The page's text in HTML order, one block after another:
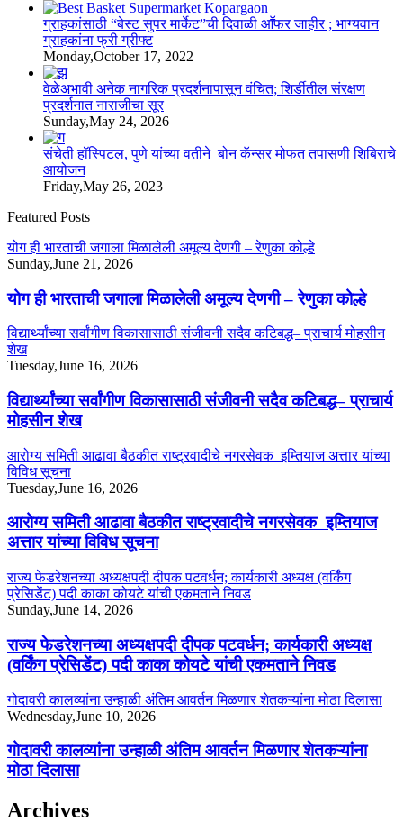
ग्राहकांसाठी “बेस्ट सुपर मार्केट”ची दिवाळी आॕफर जाहीर ; भाग्यवान
ग्राहकांना फ्री ग्रीफ्ट
Monday,October 17, 2022
वेळेअभावी अनेक नागरिक प्रदर्शनापासून वंचित; शिर्डीतील संरक्षण
प्रदर्शनात नाराजीचा सूर
Sunday,May 24, 2026
संचेती हॉस्पिटल, पुणे यांच्या वतीने बोन कॅन्सर मोफत तपासणी शिबिराचे
आयोजन
Friday,May 26, 2023
Featured Posts
योग ही भारताची जगाला मिळालेली अमूल्य देणगी – रेणुका कोल्हे
Sunday,June 21, 2026
योग ही भारताची जगाला मिळालेली अमूल्य देणगी – रेणुका कोल्हे
विद्यार्थ्यांच्या सर्वांगीण विकासासाठी संजीवनी सदैव कटिबद्ध– प्राचार्य मोहसीन
शेख
Tuesday,June 16, 2026
विद्यार्थ्यांच्या सर्वांगीण विकासासाठी संजीवनी सदैव कटिबद्ध– प्राचार्य
मोहसीन शेख
आरोग्य समिती आढावा बैठकीत राष्ट्रवादीचे नगरसेवक इम्तियाज अत्तार यांच्या
विविध सूचना
Tuesday,June 16, 2026
आरोग्य समिती आढावा बैठकीत राष्ट्रवादीचे नगरसेवक इम्तियाज
अत्तार यांच्या विविध सूचना
राज्य फेडरेशनच्या अध्यक्षपदी दीपक पटवर्धन; कार्यकारी अध्यक्ष (वर्किंग
प्रेसिडेंट) पदी काका कोयटे यांची एकमताने निवड
Sunday,June 14, 2026
राज्य फेडरेशनच्या अध्यक्षपदी दीपक पटवर्धन; कार्यकारी अध्यक्ष
(वर्किंग प्रेसिडेंट) पदी काका कोयटे यांची एकमताने निवड
गोदावरी कालव्यांना उन्हाळी अंतिम आवर्तन मिळणार शेतकऱ्यांना मोठा दिलासा
Wednesday,June 10, 2026
गोदावरी कालव्यांना उन्हाळी अंतिम आवर्तन मिळणार शेतकऱ्यांना
मोठा दिलासा
Archives